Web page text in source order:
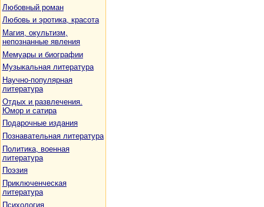
Любовный роман
Любовь и эротика, красота
Магия, окультизм,
непознанные явления
Мемуары и биографии
Музыкальная литература
Научно-популярная
литература
Отдых и развлечения.
Юмор и сатира
Подарочные издания
Познавательная литература
Политика, военная
литература
Поэзия
Приключенческая
литература
Психология